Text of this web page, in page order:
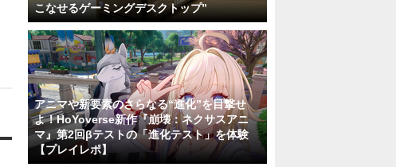
こなせるゲーミングデスクトップ”
アニマや新要素のさらなる“進化”を目撃せ
よ！HoYoverse新作『崩壊：ネクサスアニ
マ』第2回βテストの「進化テスト」を体験
【プレイレポ】